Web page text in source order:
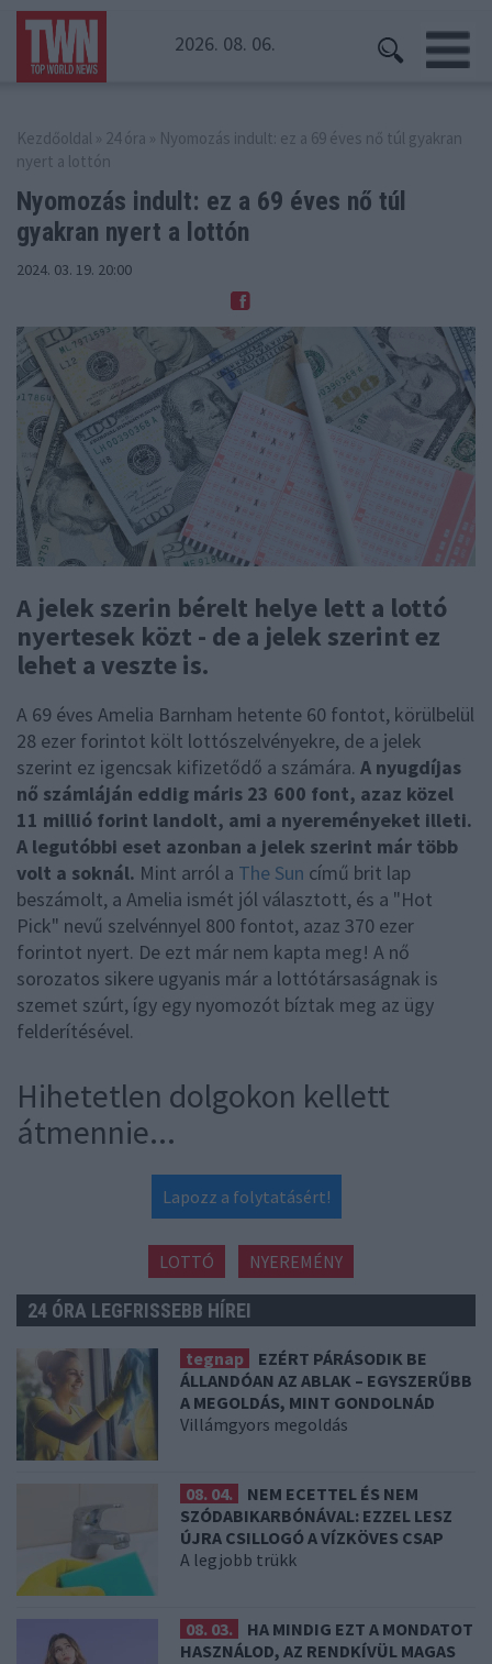
2026. 08. 06.
Kezdőoldal » 24 óra » Nyomozás indult: ez a 69 éves nő túl gyakran
nyert a lottón
Nyomozás indult: ez a 69 éves nő túl
gyakran nyert a lottón
2024. 03. 19. 20:00
A jelek szerin bérelt helye lett a lottó
nyertesek közt - de a jelek szerint ez
lehet a veszte is.
A 69 éves Amelia Barnham hetente 60 fontot, körülbelül
28 ezer forintot költ lottószelvényekre, de a jelek
szerint ez igencsak kifizetődő a számára. A nyugdíjas
nő számláján eddig máris 23 600 font, azaz közel
11 millió forint landolt, ami a nyereményeket illeti.
A legutóbbi eset azonban a jelek szerint már több
volt a soknál. Mint arról a The Sun című brit lap
beszámolt, a Amelia ismét jól választott, és a "Hot
Pick" nevű szelvénnyel 800 fontot, azaz 370 ezer
forintot nyert. De ezt már nem kapta meg! A nő
sorozatos sikere ugyanis már a lottótársaságnak is
szemet szúrt, így egy nyomozót bíztak meg az ügy
felderítésével.
Hihetetlen dolgokon kellett
átmennie...
Lapozz a folytatásért!
LOTTÓ NYEREMÉNY
24 ÓRA LEGFRISSEBB HÍREI
tegnap
EZÉRT PÁRÁSODIK BE
ÁLLANDÓAN AZ ABLAK – EGYSZERŰBB
A MEGOLDÁS, MINT GONDOLNÁD
Villámgyors megoldás
08. 04.
NEM ECETTEL ÉS NEM
SZÓDABIKARBÓNÁVAL: EZZEL LESZ
ÚJRA CSILLOGÓ A VÍZKÖVES CSAP
A legjobb trükk
08. 03.
HA MINDIG EZT A MONDATOT
HASZNÁLOD, AZ RENDKÍVÜL MAGAS